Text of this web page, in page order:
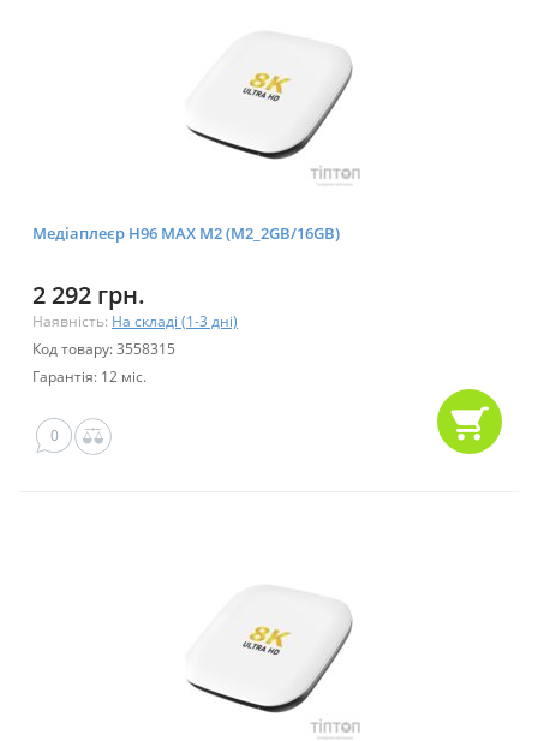
Медіаплеєр H96 MAX M2 (M2_2GB/16GB)
2 292 грн.
Наявність: На складі (1-3 дні)
Код товару: 3558315
Гарантія: 12 міс.
0